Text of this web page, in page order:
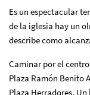
Es un espectacular
de la iglesia hay un
describe como
Caminar por el
Plaza Ramón Benito
Plaza Herradores.